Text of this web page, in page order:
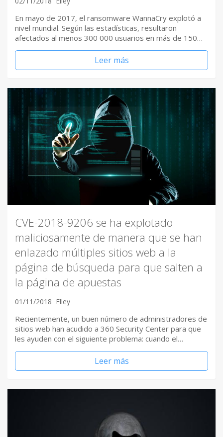
En mayo de 2017, el ransomware WannaCry explotó a
nivel mundial. Según las estadísticas, resultaron
afectados al menos 300 000 usuarios en más de 150…
Leer más
CVE-2018-9206 se ha explotado
maliciosamente de manera que se han
enlazado múltiples sitios web a la
página de búsqueda para que salten a
la página de apuestas
01/11/2018 Elley
Recientemente, un buen número de administradores de
sitios web han acudido a 360 Security Center para que
les ayuden con el siguiente problema: cuando el…
Leer más